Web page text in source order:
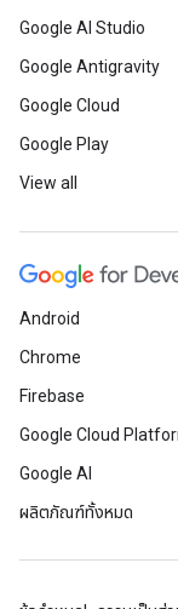
Google AI Studio
Google Antigravity
Google Cloud
Google Play
View all
Android
Chrome
Firebase
Google Cloud
Google AI
ผลิตภัณฑ์ทั้งหมด